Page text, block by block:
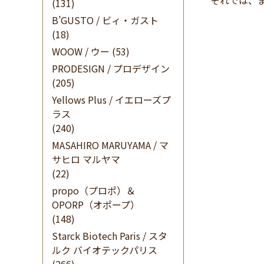
(131)
B’GUSTO / ビィ・ガスト
(18)
WOOW / ウー (53)
PRODESIGN / プロデザイン
(205)
Yellows Plus / イエローズプ
ラス
(240)
MASAHIRO MARUYAMA / マ
サヒロ マルヤマ
(22)
propo（プロポ）＆
OPORP（オポープ）
(148)
Starck Biotech Paris / スタ
ルク バイオテックパリス